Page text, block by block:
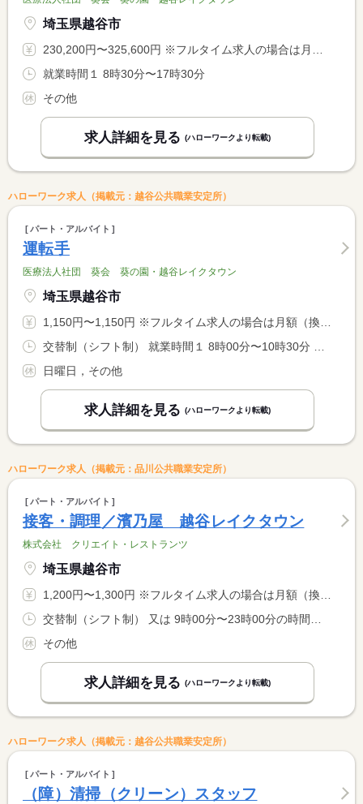
埼玉県越谷市
230,200円〜325,600円 ※フルタイム求人の場合は月額（換算額）、パート求人の場合は時間額を表示しています。
就業時間１ 8時30分〜17時30分
その他
求人詳細を見る (ハローワークより転載)
ハローワーク求人（掲載元：越谷公共職業安定所）
パート・アルバイト
運転手
医療法人社団 葵会 葵の園・越谷レイクタウン
埼玉県越谷市
1,150円〜1,150円 ※フルタイム求人の場合は月額（換算額）、パート求人の場合は時間額を表示しています。
日曜日，その他
求人詳細を見る (ハローワークより転載)
ハローワーク求人（掲載元：品川公共職業安定所）
パート・アルバイト
接客・調理／濱乃屋 越谷レイクタウン
株式会社 クリエイト・レストランツ
埼玉県越谷市
1,200円〜1,300円 ※フルタイム求人の場合は月額（換算額）、パート求人の場合は時間額を表示しています。
その他
求人詳細を見る (ハローワークより転載)
ハローワーク求人（掲載元：越谷公共職業安定所）
パート・アルバイト
（障）清掃（クリーン）スタッフ